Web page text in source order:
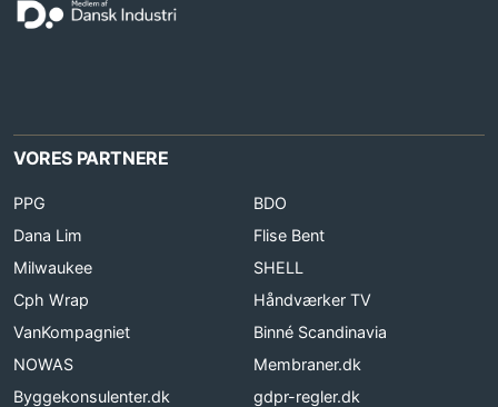
VORES PARTNERE
PPG
BDO
Dana Lim
Flise Bent
Milwaukee
SHELL
Cph Wrap
Håndværker TV
VanKompagniet
Binné Scandinavia
NOWAS
Membraner.dk
Byggekonsulenter.dk
gdpr-regler.dk